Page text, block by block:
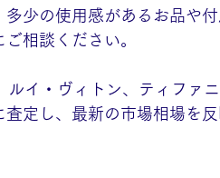
少の使用感があるお品や
相談ください。
イ・ヴィトン、ティファ
定し、最新の市場相場を